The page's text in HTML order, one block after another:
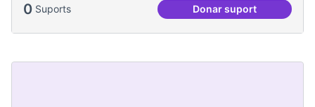
0 Suports Donar suport
Artenea